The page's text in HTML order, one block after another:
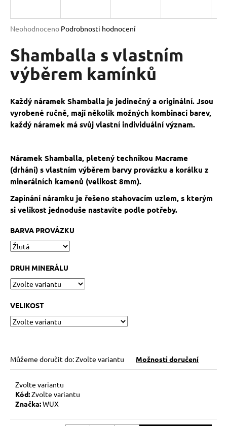
Průměrné
produktu
je
z
Neohodnoceno Podrobnosti hodnocení
Shamballa s vlastním
výběrem kamínků
Každý náramek Shamballa je jedinečný a originální. Jsou
vyrobené ručně, mají několik možných kombinací barev,
každý náramek má svůj vlastní individuální význam.
Náramek Shamballa, pletený technikou Macrame
(drhání) s vlastním výběrem barvy provázku a korálku z
minerálních kamenů (velikost 8mm).
Zapínání náramku je řešeno stahovacím uzlem, s kterým
si velikost jednoduše nastavíte podle potřeby.
BARVA PROVÁZKU
DRUH MINERÁLU
VELIKOST
Můžeme doručit do:Zvolte variantu Možnosti doručení
Zvolte variantu
Kód:Zvolte variantu
Značka:WUX
j
t
?
HLEDAT
D
o
p
o
r
č
u
j
e
m
e
KABBALAH
ONE
Kč